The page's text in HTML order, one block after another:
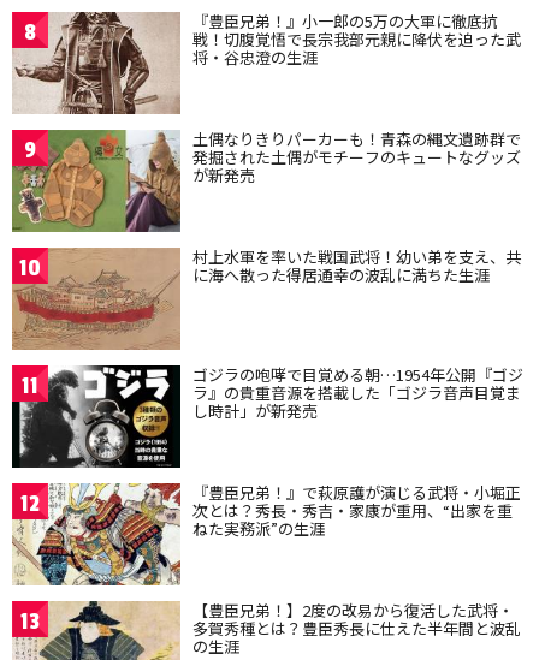
8 『豊臣兄弟！』小一郎の5万の大軍に徹底抗
戦！切腹覚悟で長宗我部元親に降伏を迫った武
将・谷忠澄の生涯
9 土偶なりきりパーカーも！青森の縄文遺跡群で
発掘された土偶がモチーフのキュートなグッズ
が新発売
10 村上水軍を率いた戦国武将！幼い弟を支え、共
に海へ散った得居通幸の波乱に満ちた生涯
11 ゴジラの咆哮で目覚める朝…1954年公開『ゴジ
ラ』の貴重音源を搭載した「ゴジラ音声目覚ま
し時計」が新発売
12 『豊臣兄弟！』で萩原護が演じる武将・小堀正
次とは？秀長・秀吉・家康が重用、“出家を重
ねた実務派”の生涯
13 【豊臣兄弟！】2度の改易から復活した武将・
多賀秀種とは？豊臣秀長に仕えた半年間と波乱
の生涯